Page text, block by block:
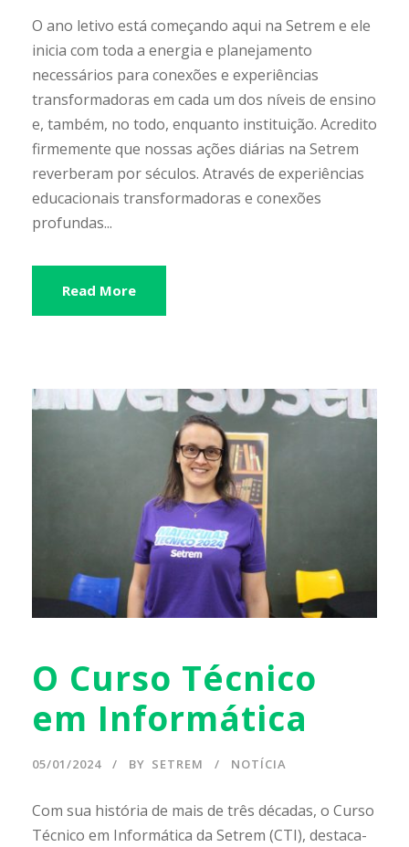
O ano letivo está começando aqui na Setrem e ele
inicia com toda a energia e planejamento
necessários para conexões e experiências
transformadoras em cada um dos níveis de ensino
e, também, no todo, enquanto instituição. Acredito
firmemente que nossas ações diárias na Setrem
reverberam por séculos. Através de experiências
educacionais transformadoras e conexões
profundas...
Read More
O Curso Técnico
em Informática
05/01/2024 BY SETREM NOTÍCIA
Com sua história de mais de três décadas, o Curso
Técnico em Informática da Setrem (CTI), destaca-